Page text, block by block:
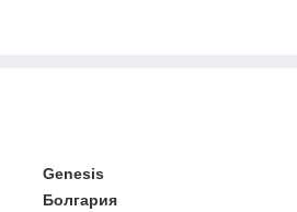
Genesis
Болгария